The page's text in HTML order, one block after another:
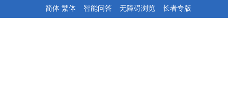
智能问答 无障碍浏览 长者专版
简体 繁体